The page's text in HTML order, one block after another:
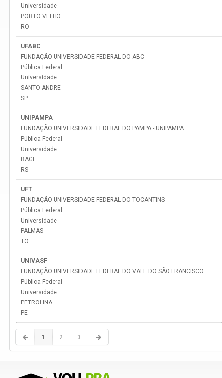
Universidade
PORTO VELHO
RO
UFABC
FUNDAÇÃO UNIVERSIDADE FEDERAL DO ABC
Pública Federal
Universidade
SANTO ANDRE
SP
UNIPAMPA
FUNDAÇÃO UNIVERSIDADE FEDERAL DO PAMPA - UNIPAMPA
Pública Federal
Universidade
BAGE
RS
UFT
FUNDAÇÃO UNIVERSIDADE FEDERAL DO TOCANTINS
Pública Federal
Universidade
PALMAS
TO
UNIVASF
FUNDAÇÃO UNIVERSIDADE FEDERAL DO VALE DO SÃO FRANCISCO
Pública Federal
Universidade
PETROLINA
PE
1 2 3